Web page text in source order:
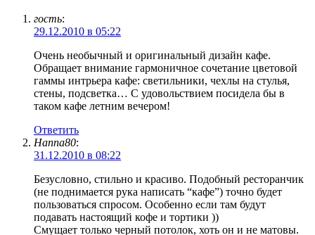
гость:
29.12.2010 в 05:22
Очень необычный и оригинальный дизайн кафе.
Обращает внимание гармоничное сочетание цветовой
гаммы интрьера кафе: светильники, чехлы на стулья,
стены, подсветка… С удовольствием посидела бы в
таком кафе летним вечером!
Ответить
Hanna80:
31.12.2010 в 08:22
Безусловно, стильно и красиво. Подобный ресторанчик
(не поднимается рука написать “кафе”) точно будет
пользоваться спросом. Особенно если там будут
подавать настоящий кофе и тортики ))
Смущает только черный потолок, хоть он и не матовы.